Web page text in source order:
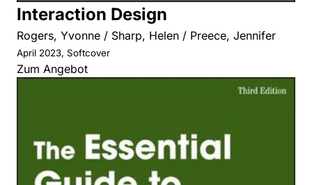
Interaction Design
Rogers, Yvonne / Sharp, Helen / Preece, Jennifer
April 2023, Softcover
Zum Angebot